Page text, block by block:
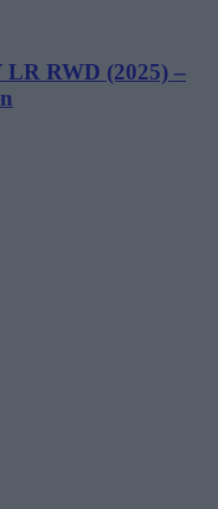
LR RWD (2025) –